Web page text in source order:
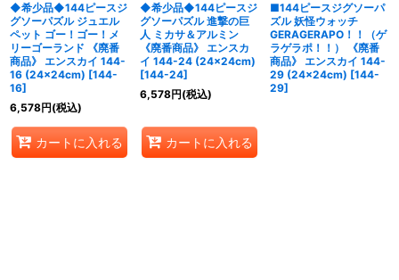
◆希少品◆144ピースジ
グソーパズル ジュエル
ペット ゴー！ゴー！メ
リーゴーランド 《廃番
商品》 エンスカイ 144-
16 (24×24cm) [144-
16]
6,578円(税込)
カートに入れる
◆希少品◆144ピースジ
グソーパズル 進撃の巨
人 ミカサ＆アルミン
《廃番商品》 エンスカ
イ 144-24 (24×24cm)
[144-24]
6,578円(税込)
カートに入れる
■144ピースジグソーパ
ズル 妖怪ウォッチ
GERAGERAPO！！（ゲ
ラゲラポ！！） 《廃番
商品》 エンスカイ 144-
29 (24×24cm) [144-
29]